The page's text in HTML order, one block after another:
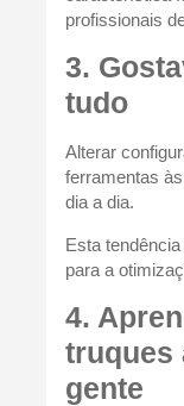
profissionais
3.
tudo
Alterar
ferramentas
dia a dia.
Esta
para a
4.
truques
gente